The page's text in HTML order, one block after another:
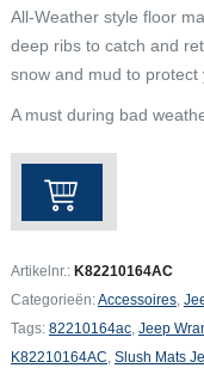
All-Weather style floor
deep ribs to catch and
snow and mud to protect
A must during bad
Jeep
Wrangler
JK
2d
Slush
Mats
aantal
Artikelnr.: K82210164AC
Categorieën:Accessoires,
Tags: 82210164ac, Jeep
K82210164AC, Slush Mats